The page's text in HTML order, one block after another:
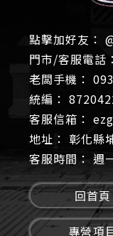
彰化縣
週
回首頁
專營項